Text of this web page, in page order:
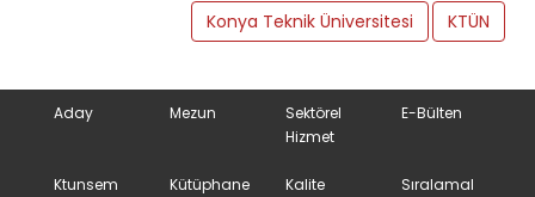
Konya Teknik Üniversitesi KTÜN
Aday Mezun
Sektörel
Hizmet
E-Bülten
Ktunsem Kütüphane Kalite
Sıralamal